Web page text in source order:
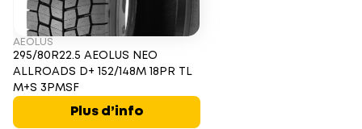
AEOLUS
295/80R22.5 AEOLUS NEO
ALLROADS D+ 152/148M 18PR TL
M+S 3PMSF
Plus d’info